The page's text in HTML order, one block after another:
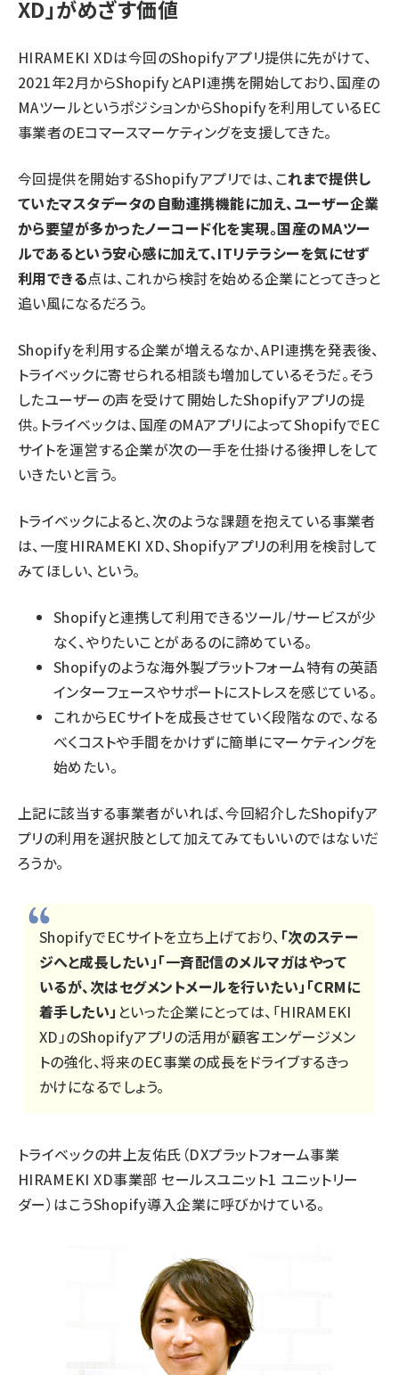
XD」がめざす価値
HIRAMEKI XDは今回のShopifyアプリ提供に先がけて、
2021年2月からShopifyとAPI連携を開始しており、国産の
MAツールというポジションからShopifyを利用しているEC
事業者のEコマースマーケティングを支援してきた。
今回提供を開始するShopifyアプリでは、これまで提供し
ていたマスタデータの自動連携機能に加え、ユーザー企業
から要望が多かったノーコード化を実現。国産のMAツー
ルであるという安心感に加えて、ITリテラシーを気にせず
利用できる点は、これから検討を始める企業にとってきっと
追い風になるだろう。
Shopifyを利用する企業が増えるなか、API連携を発表後、
トライベックに寄せられる相談も増加しているそうだ。そう
したユーザーの声を受けて開始したShopifyアプリの提
供。トライベックは、国産のMAアプリによってShopifyでEC
サイトを運営する企業が次の一手を仕掛ける後押しをして
いきたいと言う。
トライベックによると、次のような課題を抱えている事業者
は、一度HIRAMEKI XD、Shopifyアプリの利用を検討して
みてほしい、という。
Shopifyと連携して利用できるツール/サービスが少
なく、やりたいことがあるのに諦めている。
Shopifyのような海外製プラットフォーム特有の英語
インターフェースやサポートにストレスを感じている。
これからECサイトを成長させていく段階なので、なる
べくコストや手間をかけずに簡単にマーケティングを
始めたい。
上記に該当する事業者がいれば、今回紹介したShopifyア
プリの利用を選択肢として加えてみてもいいのではないだ
ろうか。
ShopifyでECサイトを立ち上げており、 「次のステー
ジへと成長したい」「一斉配信のメルマガはやって
いるが、次はセグメントメールを行いたい」「CRMに
着手したい」 といった企業にとっては、「HIRAMEKI
XD」のShopifyアプリの活用が顧客エンゲージメン
トの強化、将来のEC事業の成長をドライブするきっ
かけになるでしょう。
トライベックの井上友佑氏（DXプラットフォーム事業
HIRAMEKI XD事業部 セールスユニット1 ユニットリー
ダー）はこうShopify導入企業に呼びかけている。